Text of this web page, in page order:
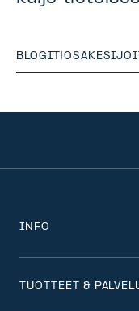
BLOGIT
INFO
TUOTTEET &